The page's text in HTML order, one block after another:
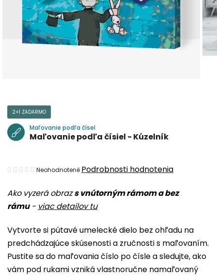
Ako vyzerá obrazs vnútorným rámom a bez
rámu- viac detailov tu
Vytvorte si pútavé umelecké dielo bez ohľadu na
predchádzajúce skúsenosti a zručnosti s maľovaním.
Pustite sa do maľovania číslo po čísle a sledujte, ako
vám pod rukami vzniká vlastnoručne namaľovaný
2+1 ZADARMO
Maľovanie podľa čísel
Maľovanie podľa čísiel - Kúzelník
Priemerné
produktu
je
z
5
hviezdičiek.
Neohodnotené Podrobnosti hodnotenia